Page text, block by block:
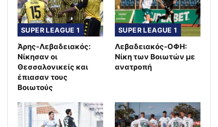
SUPER LEAGUE 1
Άρης-Λεβαδειακός:
Νίκησαν οι
Θεσσαλονικείς και
έπιασαν τους
Βοιωτούς
SUPER LEAGUE 1
Λεβαδειακός-ΟΦΗ:
Νίκη των Βοιωτών με
ανατροπή